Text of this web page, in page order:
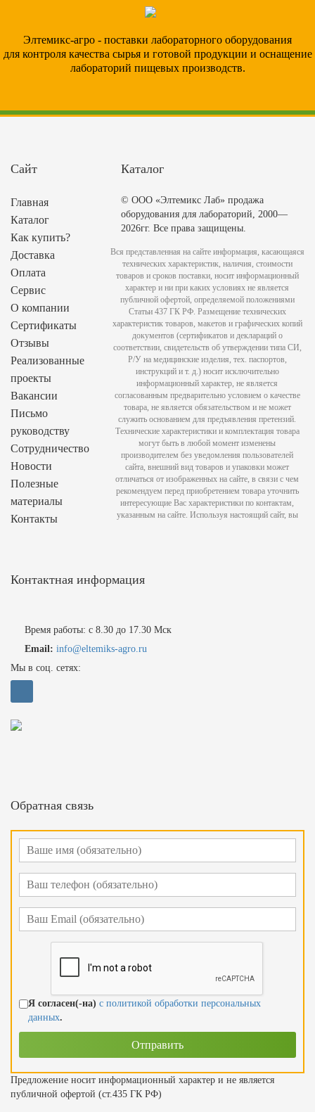
Элтемикс-агро - поставки лабораторного оборудования
для контроля качества сырья и готовой продукции и оснащение
лабораторий пищевых производств.
Сайт
Главная
Каталог
Как купить?
Доставка
Оплата
Сервис
О компании
Сертификаты
Отзывы
Реализованные
проекты
Вакансии
Письмо
руководству
Сотрудничество
Новости
Полезные
материалы
Контакты
Каталог
Контактная информация
Время работы: с 8.30 до 17.30 Мск
Email: info@eltemiks-agro.ru
Мы в соц. сетях:
Обратная связь
Я согласен(-на) с политикой обработки персональных
данных.
Предложение носит информационный характер и не является
публичной офертой (ст.435 ГК РФ)
© ООО «Элтемикс Лаб» продажа
оборудования для лабораторий, 2000—
2026гг. Все права защищены.
Вся представленная на сайте информация, касающаяся
технических характеристик, наличия, стоимости
товаров и сроков поставки, носит информационный
характер и ни при каких условиях не является
публичной офертой, определяемой положениями
Статьи 437 ГК РФ. Размещение технических
характеристик товаров, макетов и графических копий
документов (сертификатов и деклараций о
соответствии, свидетельств об утверждении типа СИ,
Р/У на медицинские изделия, тех. паспортов,
инструкций и т. д.) носит исключительно
информационный характер, не является
согласованным предварительно условием о качестве
товара, не является обязательством и не может
служить основанием для предъявления претензий.
Технические характеристики и комплектация товара
могут быть в любой момент изменены
производителем без уведомления пользователей
сайта, внешний вид товаров и упаковки может
отличаться от изображенных на сайте, в связи с чем
рекомендуем перед приобретением товара уточнить
интересующие Вас характеристики по контактам,
указанным на сайте. Используя настоящий сайт, вы